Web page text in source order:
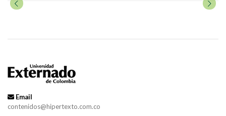
Email
contenidos@hipertexto.com.co